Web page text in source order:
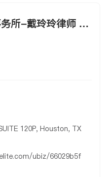
所-戴玲玲律师 T
120P, Houston, TX
ubiz/66029b5f